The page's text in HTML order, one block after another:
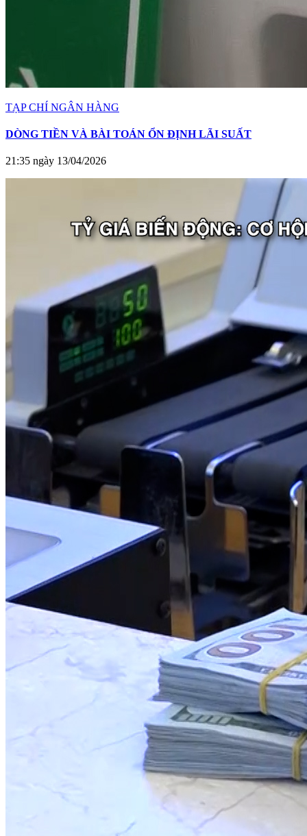
TẠP CHÍ NGÂN HÀNG
DÒNG TIỀN VÀ BÀI TOÁN ỔN ĐỊNH LÃI SUẤT
21:35 ngày 13/04/2026